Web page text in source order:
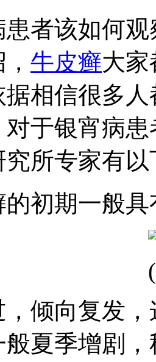
该如何观
牛皮癣大
据相信很多
对于银宵病
所专家有以
期一般具
，倾向复发
般夏季增剧